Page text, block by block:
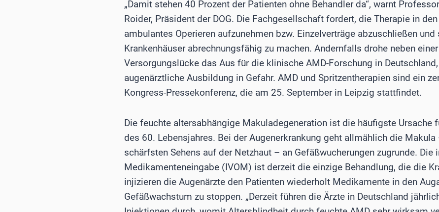
„Damit stehen 40 Prozent der Patienten ohne Behandler da“, warnt
Roider, Präsident der DOG. Die Fachgesellschaft fordert, die Therapie in
ambulantes Operieren aufzunehmen bzw. Einzelverträge abzuschließen
Krankenhäuser abrechnungsfähig zu machen. Andernfalls drohe neben
Versorgungslücke das Aus für die klinische AMD-Forschung in
augenärztliche Ausbildung in Gefahr. AMD und Spritzentherapien sind ein
Kongress-Pressekonferenz, die am 25. September in Leipzig stattfindet.
Die feuchte altersabhängige Makuladegeneration ist die häufigste Ursache
des 60. Lebensjahres. Bei der Augenerkrankung geht allmählich die Makula
schärfsten Sehens auf der Netzhaut – an Gefäßwucherungen zugrunde. Die
Medikamenteneingabe (IVOM) ist derzeit die einzige Behandlung, die die
injizieren die Augenärzte den Patienten wiederholt Medikamente in den
Gefäßwachstum zu stoppen. „Derzeit führen die Ärzte in Deutschland